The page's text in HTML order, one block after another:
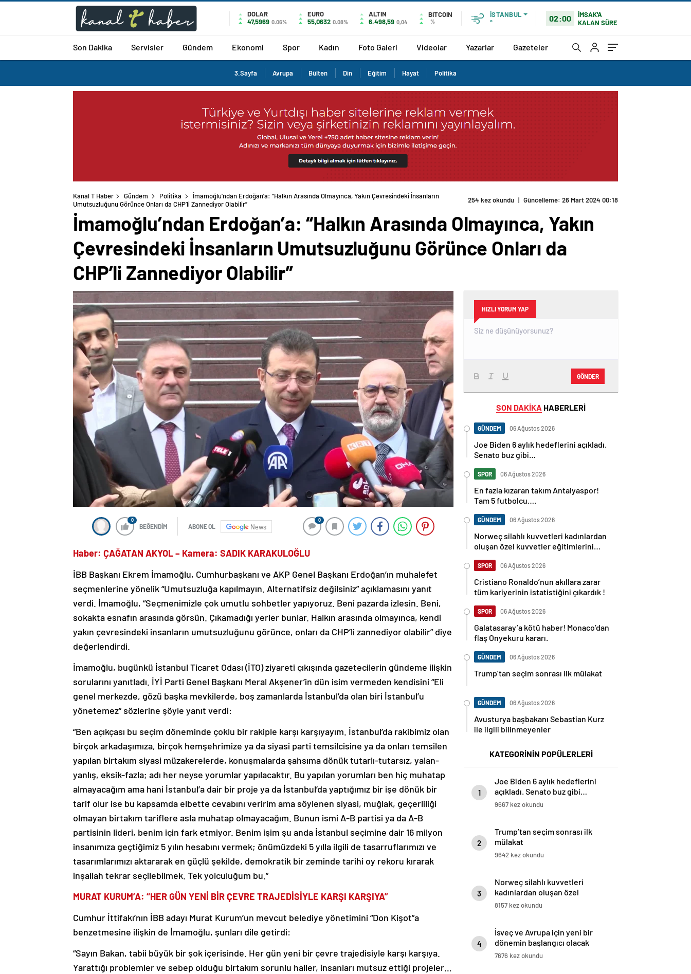
DOLAR
47,5969 0.06%
EURO
55,0632 0.08%
ALTIN
6.498,59 0,04
BITCOIN
%
İSTANBUL
°
02:00
İMSAK'A
KALAN SÜRE
Son Dakika Servisler Gündem Ekonomi Spor Kadın Foto Galeri Videolar Yazarlar Gazeteler
3.Sayfa Avrupa Bülten Din Eğitim Hayat Politika
Kanal T Haber Gündem Politika
İmamoğlu’ndan Erdoğan’a: “Halkın Arasında Olmayınca, Yakın Çevresindeki İnsanların
Umutsuzluğunu Görünce Onları da CHP’li Zannediyor Olabilir”
254 kez okundu | Güncelleme: 26 Mart 2024 00:18
İmamoğlu’ndan Erdoğan’a: “Halkın Arasında Olmayınca, Yakın
Çevresindeki İnsanların Umutsuzluğunu Görünce Onları da
CHP’li Zannediyor Olabilir”
0
BEĞENDİM ABONE OL News
0
Haber: ÇAĞATAN AKYOL – Kamera: SADIK KARAKULOĞLU
İBB Başkanı Ekrem İmamoğlu, Cumhurbaşkanı ve AKP Genel Başkanı Erdoğan’ın muhalefet
seçmenlerine yönelik “Umutsuzluğa kapılmayın. Alternatifsiz değilsiniz” açıklamasını yanıt
verdi. İmamoğlu, “Seçmenimizle çok umutlu sohbetler yapıyoruz. Beni pazarda izlesin. Beni,
sokakta esnafın arasında görsün. Çıkamadığı yerler bunlar. Halkın arasında olmayınca, kendi
yakın çevresindeki insanların umutsuzluğunu görünce, onları da CHP’li zannediyor olabilir” diye
değerlendirdi.
İmamoğlu, bugünkü İstanbul Ticaret Odası (İTO) ziyareti çıkışında gazetecilerin gündeme ilişkin
sorularını yanıtladı. İYİ Parti Genel Başkanı Meral Akşener’in dün isim vermeden kendisini “Eli
genel merkezde, gözü başka mevkilerde, boş zamanlarda İstanbul’da olan biri İstanbul’u
yönetemez” sözlerine şöyle yanıt verdi:
“Ben açıkçası bu seçim döneminde çoklu bir rakiple karşı karşıyayım. İstanbul’da rakibimiz olan
birçok arkadaşımıza, birçok hemşehrimize ya da siyasi parti temsilcisine ya da onları temsilen
yapılan birtakım siyasi müzakerelerde, konuşmalarda şahsıma dönük tutarlı-tutarsız, yalan-
yanlış, eksik-fazla; adı her neyse yorumlar yapılacaktır. Bu yapılan yorumları ben hiç muhatap
almayacağım ama hani İstanbul’a dair bir proje ya da İstanbul’da yaptığımız bir işe dönük bir
tarif olur ise bu kapsamda elbette cevabını veririm ama söylenen siyasi, muğlak, geçerliliği
olmayan birtakım tariflere asla muhatap olmayacağım. Bunun ismi A-B partisi ya da A-B
partisinin lideri, benim için fark etmiyor. Benim işim şu anda İstanbul seçimine dair 16 milyon
insanımıza geçtiğimiz 5 yılın hesabını vermek; önümüzdeki 5 yılla ilgili de tasarruflarımızı ve
tasarımlarımızı aktararak en güçlü şekilde, demokratik bir zeminde tarihi oy rekoru kırarak
inşallah tekrar seçilebilmek. Tek yolculuğum bu.”
MURAT KURUM’A: “HER GÜN YENİ BİR ÇEVRE TRAJEDİSİYLE KARŞI KARŞIYA”
Cumhur İttifakı’nın İBB adayı Murat Kurum’un mevcut belediye yönetimini “Don Kişot”a
benzetmesine ilişkin de İmamoğlu, şunları dile getirdi:
“Sayın Bakan, tabii büyük bir şok içerisinde. Her gün yeni bir çevre trajedisiyle karşı karşıya.
Yarattığı problemler ve sebep olduğu birtakım sorunlu haller, insanları mutsuz ettiği projeler…
HIZLI YORUM YAP
GÖNDER
SON DAKİKA HABERLERİ
GÜNDEM 06 Ağustos 2026
Joe Biden 6 aylık hedeflerini açıkladı.
Senato buz gibi…
SPOR 06 Ağustos 2026
En fazla kızaran takım Antalyaspor!
Tam 5 futbolcu….
GÜNDEM 06 Ağustos 2026
Norweç silahlı kuvvetleri kadınlardan
oluşan özel kuvvetler eğitimlerini
SPOR 06 Ağustos 2026
Cristiano Ronaldo’nun akıllara zarar
tüm kariyerinin istatistiğini çıkardık !
SPOR 06 Ağustos 2026
Galatasaray’a kötü haber! Monaco’dan
flaş Onyekuru kararı.
GÜNDEM 06 Ağustos 2026
Trump’tan seçim sonrası ilk mülakat
GÜNDEM 06 Ağustos 2026
Avusturya başbakanı Sebastian Kurz
ile ilgili bilinmeyenler
KATEGORİNİN POPÜLERLERİ
1
Joe Biden 6 aylık hedeflerini
açıkladı. Senato buz gibi…
9667 kez okundu
2
Trump’tan seçim sonrası ilk
mülakat
9642 kez okundu
3
Norweç silahlı kuvvetleri
kadınlardan oluşan özel
kuvvetler eğitimlerini başlattı.
8157 kez okundu
4
İsveç ve Avrupa için yeni bir
dönemin başlangıcı olacak
kararlar.
7676 kez okundu